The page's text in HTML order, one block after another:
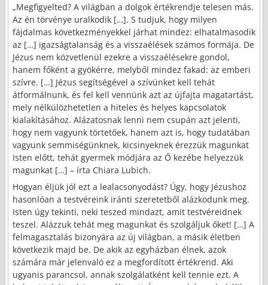
„Megfigyelted? A világban a dolgok értékrendje telesen más.
Az én törvénye uralkodik […]. S tudjuk, hogy milyen
fájdalmas következményekkel járhat mindez: elhatalmasodik
az […] igazságtalanság és a visszaélések számos formája. De
Jézus nem közvetlenül ezekre a visszaélésekre gondol,
hanem főként a gyökérre, melyből mindez fakad: az emberi
szívre. […] Jézus segítségével a szívünket kell tehát
átformálnunk, és fel kell vennünk azt az újfajta magatartást,
mely nélkülözhetetlen a hiteles és helyes kapcsolatok
kialakításához. Alázatosnak lenni nem csupán azt jelenti,
hogy nem vagyunk törtetőek, hanem azt is, hogy tudatában
vagyunk semmiségünknek, kicsinyeknek érezzük magunkat
Isten előtt, tehát gyermek módjára az Ő kezébe helyezzük
magunkat […] – írta Chiara Lubich.
Hogyan éljük jól ezt a lealacsonyodást? Úgy, hogy Jézushoz
hasonlóan a testvéreink iránti szeretetből alázkodunk meg.
Isten úgy tekinti, neki teszed mindazt, amit testvéreidnek
teszel. Alázzuk tehát meg magunkat és szolgáljuk őket! […] A
felmagasztalás bizonyára az új világban, a másik életben
következik majd be. De akik az egyházban élnek, azok
számára már jelenvaló ez a megfordított értékrend. Aki
ugyanis parancsol, annak szolgálatként kell tennie ezt. A